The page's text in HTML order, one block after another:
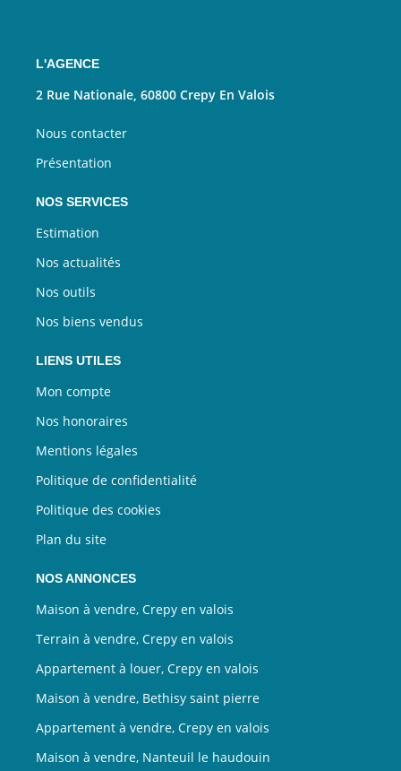
L'AGENCE
2 Rue Nationale, 60800 Crepy En Valois
Nous contacter
Présentation
NOS SERVICES
Estimation
Nos actualités
Nos outils
Nos biens vendus
LIENS UTILES
Mon compte
Nos honoraires
Mentions légales
Politique de confidentialité
Politique des cookies
Plan du site
NOS ANNONCES
Maison à vendre, Crepy en valois
Terrain à vendre, Crepy en valois
Appartement à louer, Crepy en valois
Maison à vendre, Bethisy saint pierre
Appartement à vendre, Crepy en valois
Maison à vendre, Nanteuil le haudouin